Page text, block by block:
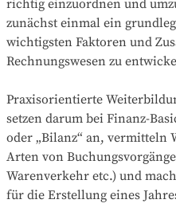
richtig einzuordnen und
zunächst einmal ein
wichtigsten Faktoren und
Rechnungswesen zu
Praxisorientierte
setzen darum bei Finanz-
oder „Bilanz“ an, vermitteln
Arten von
Warenverkehr etc.) und
für die Erstellung eines